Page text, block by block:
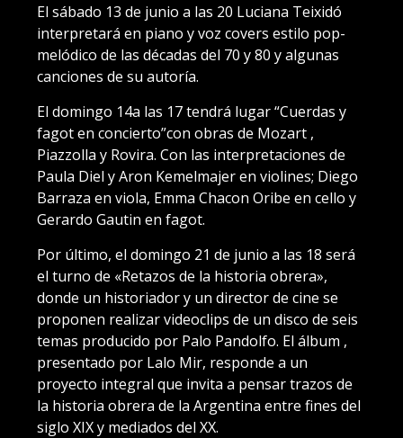
El sábado 13 de junio a las 20 Luciana Teixidó
interpretará en piano y voz covers estilo pop-
melódico de las décadas del 70 y 80 y algunas
canciones de su autoría.
El domingo 14a las 17 tendrá lugar “Cuerdas y
fagot en concierto”con obras de Mozart ,
Piazzolla y Rovira. Con las interpretaciones de
Paula Diel y Aron Kemelmajer en violines; Diego
Barraza en viola, Emma Chacon Oribe en cello y
Gerardo Gautin en fagot.
Por último, el domingo 21 de junio a las 18 será
el turno de «Retazos de la historia obrera»,
donde un historiador y un director de cine se
proponen realizar videoclips de un disco de seis
temas producido por Palo Pandolfo. El álbum ,
presentado por Lalo Mir, responde a un
proyecto integral que invita a pensar trazos de
la historia obrera de la Argentina entre fines del
siglo XIX y mediados del XX.